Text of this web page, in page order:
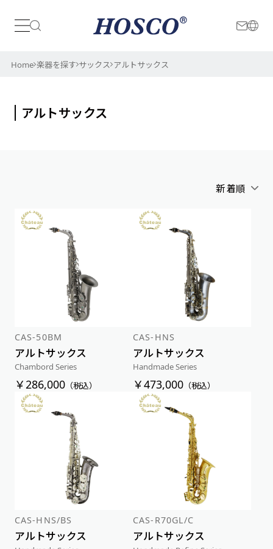
日本
Home 楽器を探す サックス アルトサックス
アルトサックス
新着順
新着順
価格が安い順
価格が高い順
CAS-50BM
アルトサックス
Chambord Series
￥286,000（税込）
CAS-HNS
アルトサックス
Handmade Series
￥473,000 （税込）
CAS-HNS/BS
アルトサックス
CAS-R70GL/C
アルトサックス